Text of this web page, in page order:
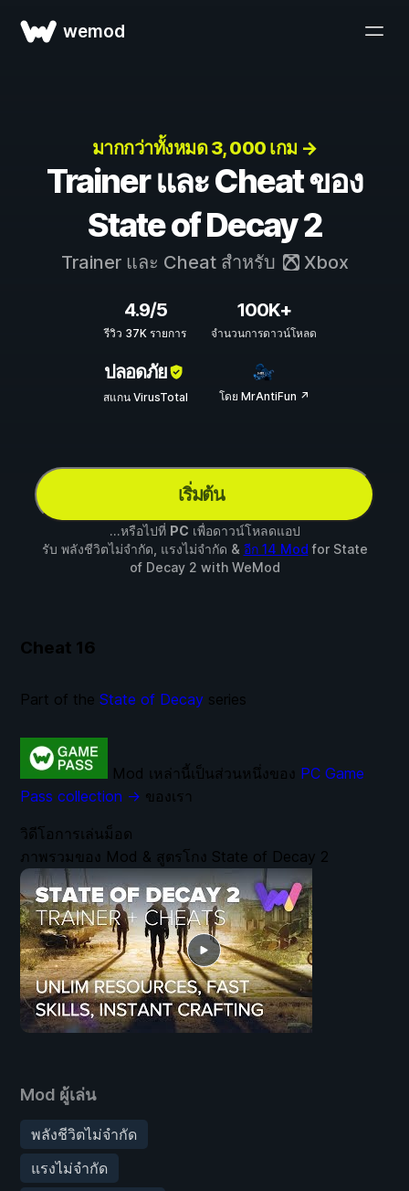
wemod
มากกว่าทั้งหมด 3, 000 เกม →
Trainer และ Cheat ของ
State of Decay 2
Trainer และ Cheat สำหรับ Xbox
4.9/5
รีวิว 37K รายการ
100K+
จำนวนการดาวน์โหลด
ปลอดภัย
สแกน VirusTotal โดย MrAntiFun ↗
เริ่มต้น
...หรือไปที่ PC เพื่อดาวน์โหลดแอป
รับ พลังชีวิตไม่จำกัด, แรงไม่จำกัด & อีก 14 Mod for State
of Decay 2 with WeMod
Cheat 16
Mod ผู้เล่น
พลังชีวิตไม่จำกัด
แรงไม่จำกัด
วิดีโอการเล่นม็อด
ภาพรวมของ Mod & สูตรโกง State of Decay 2
Mod เหล่านี้เป็นส่วนหนึ่งของ PC Game
Pass collection → ของเรา
Part of the State of Decay series